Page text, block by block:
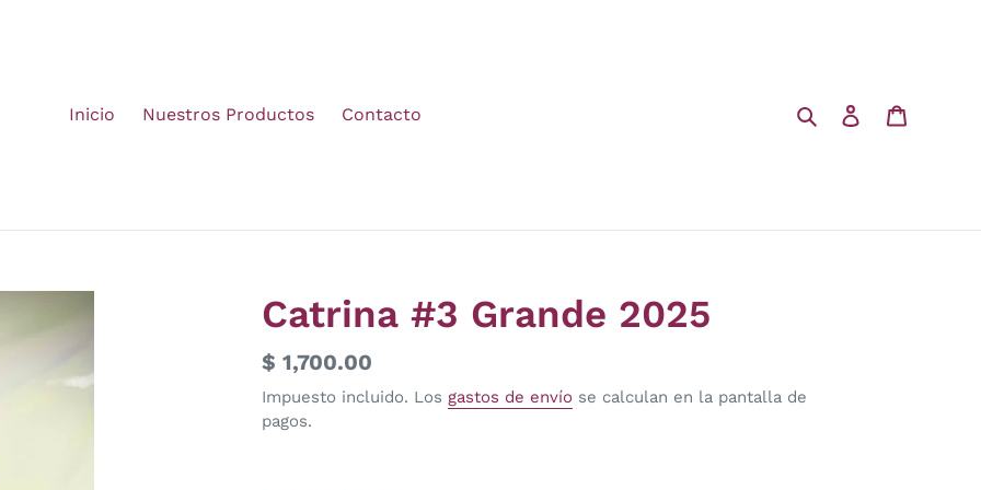
Inicio
Nuestros Productos Contacto BuscarIngresar
Catrina #3 Grande 2025
Precio
habitual
$ 1,700.00
Impuesto incluido. Los gastos de envío se calculan en la pantalla de
pagos.